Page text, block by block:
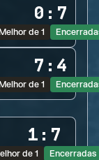
0 : 7
de 1
7 : 4
de 1
1 : 7
de 1 Encerradas